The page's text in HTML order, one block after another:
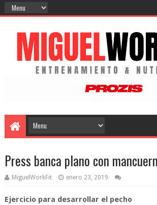
Press banca plano con
MiguelWorkFit enero 23, 2019
Ejercicio para desarrollar el pecho